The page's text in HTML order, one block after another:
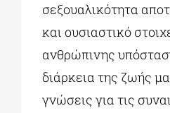
σεξουαλικότητα
και ουσιαστικό
ανθρώπινης
διάρκεια της ζωής
γνώσεις για τις